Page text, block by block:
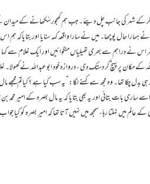
کے شہر کی جانب چل دیئے۔ جب ہم کھجور سُکھانے کے
ہمارا حال پوچھا۔ میں نے سارا واقعہ کہہ سنایا اور بتایاکہ
اس نے دراہم سے بھری تھیلیاں منگوائیں اور ایک غلام سے
کے مکان پر پہنچ کر دستک دی ، دروازہ خود ابو عبداللہ نے
بدل چکا تھا۔ وہ مجھ سے کہنے لگا:”یہ سب کیا ہے ؟کیاتم مجھے
ساری بات بتائی اور یہ بھی بتایا کہ یہ مال بصرہ کے امیر محمد
کے عالم میں ٹہلتا رہا، سمجھ میں نہیں آتا تھا کہ امیرِ بصرہ کو کیا